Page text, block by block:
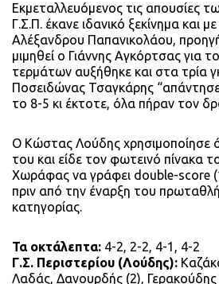
Εκμεταλλευόμενος τις απουσίες
Γ.Σ.Π. έκανε ιδανικό ξεκίνημα και
Αλέξανδρου Παπανικολάου,
μιμηθεί ο Γιάννης Αγκόρτσας για
τερμάτων αυξήθηκε και στα τρία
Ποσειδώνας Τσαγκάρης
το 8-5 κι έκτοτε, όλα πήραν τον
Ο Κώστας Λούδης χρησιμοποίησε
του και είδε τον φωτεινό πίνακα
Χωράφας να γράφει double-score
πριν από την έναρξη του
κατηγορίας.
Τα οκτάλεπτα: 4-2, 2-2, 4-1, 4-2
Γ.Σ. Περιστερίου (Λούδης):
Λαδάς, Δανουρδής (2),